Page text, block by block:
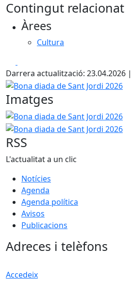
Contingut relacionat
Àrees
Cultura
Darrera actualització: 23.04.2026
Bona diada de Sant Jordi 2026
Imatges
Bona diada de Sant Jordi 2026
RSS
L'actualitat a un clic
Notícies
Agenda
Agenda política
Avisos
Publicacions
Adreces i telèfons
Accedeix